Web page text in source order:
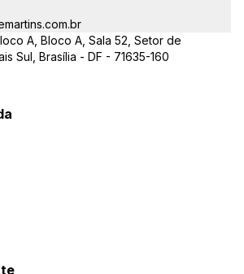
A, Bloco A, Sala 52, Setor de
Sul, Brasília - DF - 71635-160